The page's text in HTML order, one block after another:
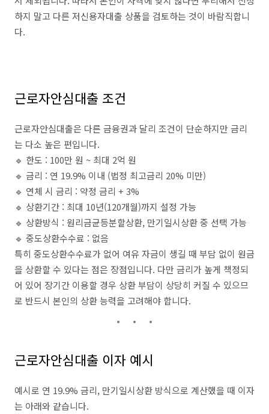
하지 말고 다른 저신용자대출 상품을 검토하는 것이 바람직합니
다.
근로자안심대출 조건
근로자안심대출은 다른 금융권과 달리 조건이 단순하지만 금리
는 다소 높은 편입니다.
🔹 한도 : 100만 원 ~ 최대 2억 원
🔹 금리 : 연 19.9% 이내 (법정 최고금리 20% 미만)
🔹 연체 시 금리 : 약정 금리 + 3%
🔹 상환기간 : 최대 10년(120개월)까지 설정 가능
🔹 상환방식 : 원리금균등분할상환, 만기일시상환 중 선택 가능
🔹 중도상환수수료 : 없음
특히 중도상환수수료가 없어 여유 자금이 생길 때 부담 없이 원금
을 상환할 수 있다는 점은 장점입니다. 다만 금리가 높게 책정되
어 있어 장기간 이용할 경우 상환 부담이 상당히 커질 수 있으므
로 반드시 본인의 상환 능력을 고려해야 합니다.
근로자안심대출 이자 예시
예시로 연 19.9% 금리, 만기일시상환 방식으로 계산했을 때 이자
는 아래와 같습니다.